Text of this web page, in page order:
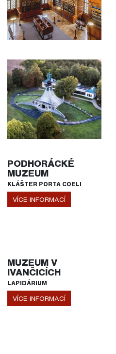
PODHORÁCKÉ
MUZEUM
KLÁŠTER PORTA COELI
VÍCE INFORMACÍ
MUZEUM V
IVANČICÍCH
LAPIDÁRIUM
VÍCE INFORMACÍ